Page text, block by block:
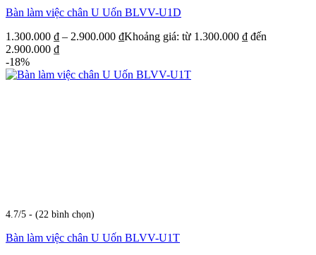
Bàn làm việc chân U Uốn BLVV-U1D
1.300.000 ₫ – 2.900.000 ₫Khoảng giá: từ 1.300.000 ₫ đến
2.900.000 ₫
-18%
4.7/5 - (22 bình chọn)
Bàn làm việc chân U Uốn BLVV-U1T